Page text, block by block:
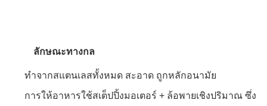
ลักษณะทางกล
ทำจากสแตนเลสทั้งหมด สะอาด ถูกหลักอนามัย
การให้อาหารใช้สเต็ปปิ้งมอเตอร์ + ล้อพายเชิงปริมาณ ซึ่ง